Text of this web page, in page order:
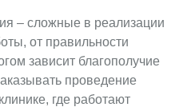
– сложные в реализации
от правильности
зависит благополучие
проведение
где работают